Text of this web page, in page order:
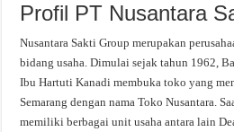
Profil PT Nusantara
Nusantara Sakti Group merupakan
bidang usaha. Dimulai sejak tahun 1962,
Ibu Hartuti Kanadi membuka toko yang
Semarang dengan nama Toko Nusantara.
memiliki berbagai unit usaha antara lain